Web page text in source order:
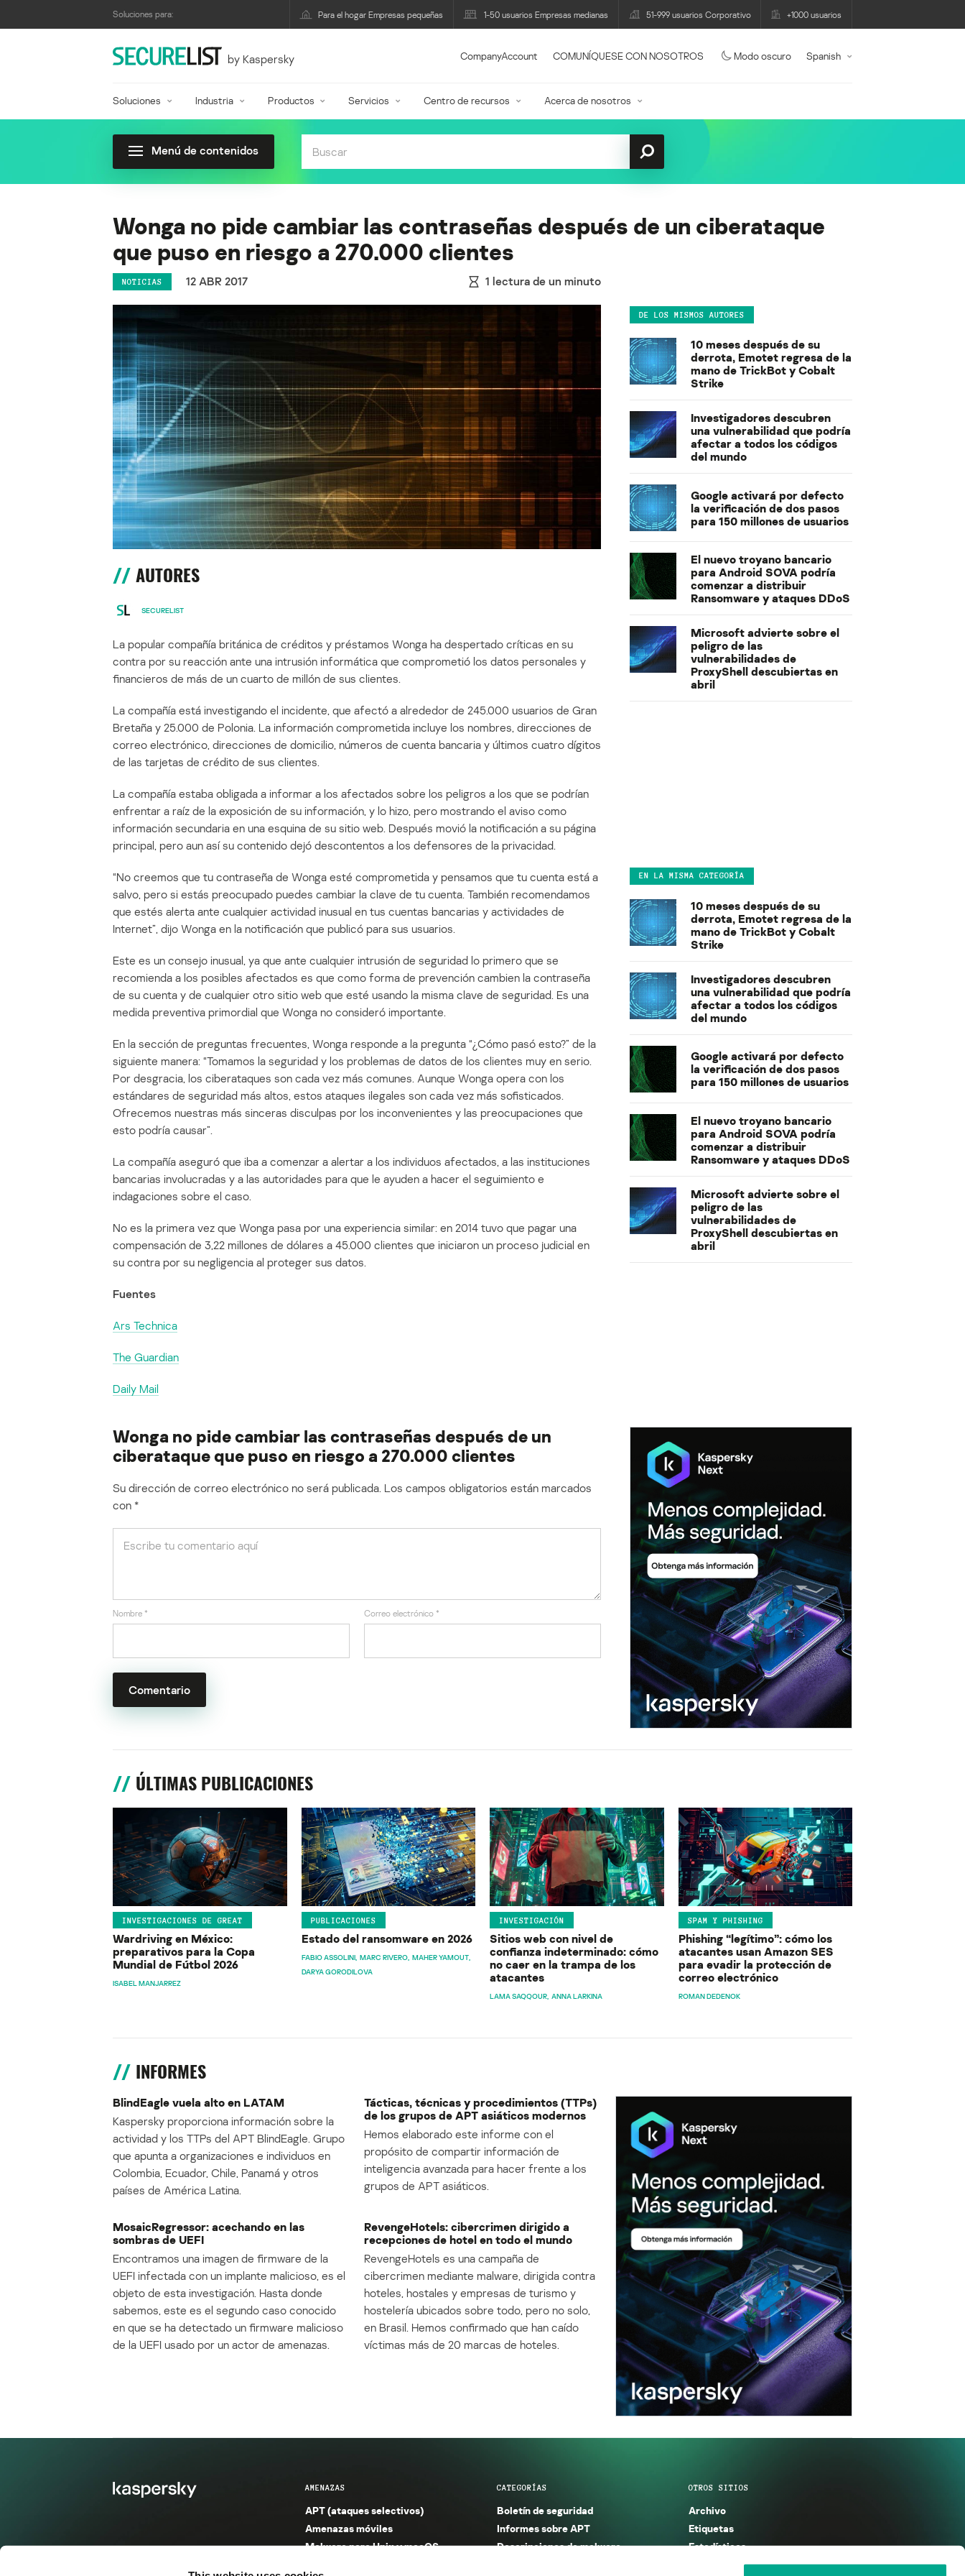
Soluciones para: Para el hogar Empresas pequeñas 1-50 usuarios Empresas medianas 51-999 usuarios Corporativo +1000 usuarios
by Kaspersky CompanyAccount COMUNÍQUESE CON NOSOTROS Modo oscuro Spanish
Soluciones Industria Productos Servicios Centro de recursos Acerca de nosotros
Menú de contenidos
Wonga no pide cambiar las contraseñas después de un ciberataque
que puso en riesgo a 270.000 clientes
NOTICIAS 12 ABR 2017 1 lectura de un minuto
AUTORES
SECURELIST
La popular compañía británica de créditos y préstamos Wonga ha despertado críticas en su
contra por su reacción ante una intrusión informática que comprometió los datos personales y
financieros de más de un cuarto de millón de sus clientes.
La compañía está investigando el incidente, que afectó a alrededor de 245.000 usuarios de Gran
Bretaña y 25.000 de Polonia. La información comprometida incluye los nombres, direcciones de
correo electrónico, direcciones de domicilio, números de cuenta bancaria y últimos cuatro dígitos
de las tarjetas de crédito de sus clientes.
La compañía estaba obligada a informar a los afectados sobre los peligros a los que se podrían
enfrentar a raíz de la exposición de su información, y lo hizo, pero mostrando el aviso como
información secundaria en una esquina de su sitio web. Después movió la notificación a su página
principal, pero aun así su contenido dejó descontentos a los defensores de la privacidad.
“No creemos que tu contraseña de Wonga esté comprometida y pensamos que tu cuenta está a
salvo, pero si estás preocupado puedes cambiar la clave de tu cuenta. También recomendamos
que estés alerta ante cualquier actividad inusual en tus cuentas bancarias y actividades de
Internet”, dijo Wonga en la notificación que publicó para sus usuarios.
Este es un consejo inusual, ya que ante cualquier intrusión de seguridad lo primero que se
recomienda a los posibles afectados es que como forma de prevención cambien la contraseña
de su cuenta y de cualquier otro sitio web que esté usando la misma clave de seguridad. Es una
medida preventiva primordial que Wonga no consideró importante.
En la sección de preguntas frecuentes, Wonga responde a la pregunta “¿Cómo pasó esto?” de la
siguiente manera: “Tomamos la seguridad y los problemas de datos de los clientes muy en serio.
Por desgracia, los ciberataques son cada vez más comunes. Aunque Wonga opera con los
estándares de seguridad más altos, estos ataques ilegales son cada vez más sofisticados.
Ofrecemos nuestras más sinceras disculpas por los inconvenientes y las preocupaciones que
esto podría causar”.
La compañía aseguró que iba a comenzar a alertar a los individuos afectados, a las instituciones
bancarias involucradas y a las autoridades para que le ayuden a hacer el seguimiento e
indagaciones sobre el caso.
No es la primera vez que Wonga pasa por una experiencia similar: en 2014 tuvo que pagar una
compensación de 3,22 millones de dólares a 45.000 clientes que iniciaron un proceso judicial en
su contra por su negligencia al proteger sus datos.
Fuentes
Ars Technica
The Guardian
Daily Mail
Wonga no pide cambiar las contraseñas después de un
ciberataque que puso en riesgo a 270.000 clientes
Su dirección de correo electrónico no será publicada. Los campos obligatorios están marcados
con *
Nombre * Correo electrónico *
DE LOS MISMOS AUTORES
10 meses después de su
derrota, Emotet regresa de la
mano de TrickBot y Cobalt
Strike
Investigadores descubren
una vulnerabilidad que podría
afectar a todos los códigos
del mundo
Google activará por defecto
la verificación de dos pasos
para 150 millones de usuarios
El nuevo troyano bancario
para Android SOVA podría
comenzar a distribuir
Ransomware y ataques DDoS
Microsoft advierte sobre el
peligro de las
vulnerabilidades de
ProxyShell descubiertas en
abril
EN LA MISMA CATEGORÍA
10 meses después de su
derrota, Emotet regresa de la
mano de TrickBot y Cobalt
Strike
Investigadores descubren
una vulnerabilidad que podría
afectar a todos los códigos
del mundo
Google activará por defecto
la verificación de dos pasos
para 150 millones de usuarios
El nuevo troyano bancario
para Android SOVA podría
comenzar a distribuir
Ransomware y ataques DDoS
Microsoft advierte sobre el
peligro de las
vulnerabilidades de
ProxyShell descubiertas en
abril
ÚLTIMAS PUBLICACIONES
INVESTIGACIONES DE GREAT
Wardriving en México:
preparativos para la Copa
Mundial de Fútbol 2026
ISABEL MANJARREZ
PUBLICACIONES
Estado del ransomware en 2026
FABIO ASSOLINI MARC RIVERO MAHER YAMOUT
DARYA GORODILOVA
INVESTIGACIÓN
Sitios web con nivel de
confianza indeterminado: cómo
no caer en la trampa de los
atacantes
LAMA SAQQOUR ANNA LARKINA
SPAM Y PHISHING
Phishing “legítimo”: cómo los
atacantes usan Amazon SES
para evadir la protección de
correo electrónico
ROMAN DEDENOK
INFORMES
BlindEagle vuela alto en LATAM
Kaspersky proporciona información sobre la
actividad y los TTPs del APT BlindEagle. Grupo
que apunta a organizaciones e individuos en
Colombia, Ecuador, Chile, Panamá y otros
países de América Latina.
Tácticas, técnicas y procedimientos (TTPs)
de los grupos de APT asiáticos modernos
Hemos elaborado este informe con el
propósito de compartir información de
inteligencia avanzada para hacer frente a los
grupos de APT asiáticos.
MosaicRegressor: acechando en las
sombras de UEFI
Encontramos una imagen de firmware de la
UEFI infectada con un implante malicioso, es el
objeto de esta investigación. Hasta donde
sabemos, este es el segundo caso conocido
en que se ha detectado un firmware malicioso
de la UEFI usado por un actor de amenazas.
RevengeHotels: cibercrimen dirigido a
recepciones de hotel en todo el mundo
RevengeHotels es una campaña de
cibercrimen mediante malware, dirigida contra
hoteles, hostales y empresas de turismo y
hostelería ubicados sobre todo, pero no solo,
en Brasil. Hemos confirmado que han caído
víctimas más de 20 marcas de hoteles.
AMENAZAS
APT (ataques selectivos)
Amenazas móviles
Malware para Unix y macOS
CATEGORÍAS
Boletín de seguridad
Informes sobre APT
Descripciones de malware
OTROS SITIOS
Archivo
Etiquetas
Estadísticas
Enciclopedia